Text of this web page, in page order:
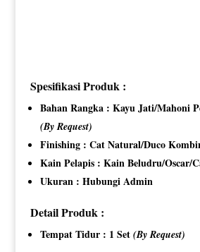
Spesifikasi Produk :
Bahan Rangka : Kayu Jati/Mahoni
(By Request)
Finishing : Cat Natural/Duco
Kain Pelapis : Kain Beludru/Oscar/
Ukuran : Hubungi Admin
Detail Produk :
Tempat Tidur : 1 Set (By Request)